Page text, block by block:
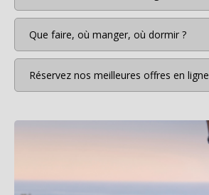
Que faire, où manger, où dormir ?
Réservez nos meilleures offres en ligne